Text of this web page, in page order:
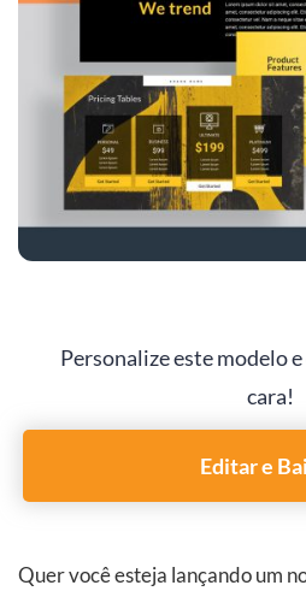
Personalize este modelo e
cara!
Editar e
Quer você esteja lançando um